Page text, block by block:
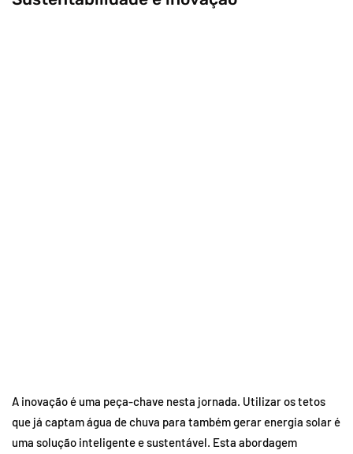
A inovação é uma peça-chave nesta jornada. Utilizar os tetos
que já captam água de chuva para também gerar energia solar é
uma solução inteligente e sustentável. Esta abordagem